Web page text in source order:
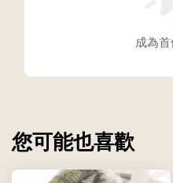
成為
您可能也喜歡